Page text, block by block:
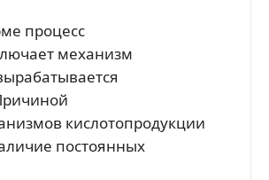
процесс
механизм
кислотопродукции
постоянных